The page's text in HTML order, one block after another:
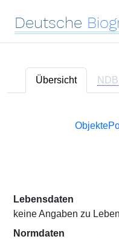
Deutsche
Übersicht NDB
Objekte
Lebensdaten
keine Angaben zu
Normdaten